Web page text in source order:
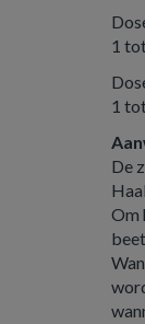
1
1
De
Om